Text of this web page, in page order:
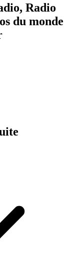
Radio
du monde